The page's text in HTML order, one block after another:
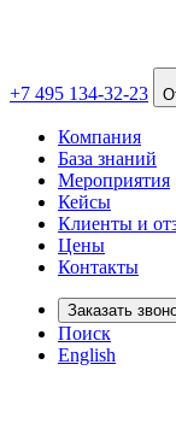
+7 495 134-32-23
Компания
База знаний
Мероприятия
Кейсы
Клиенты и
Цены
Контакты
Заказать
Поиск
English